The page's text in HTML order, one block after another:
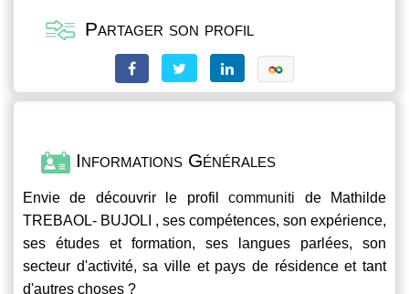
Partager son profil
Informations Générales
Envie de découvrir le profilcommuniti de Mathilde
TREBAOL- BUJOLI , ses compétences, son expérience,
ses études et formation, ses langues parlées, son
secteur d'activité, sa ville et pays de résidence et tant
d'autres choses ?